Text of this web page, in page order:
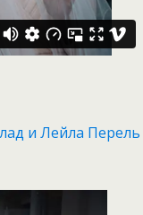
и Лейла Перель